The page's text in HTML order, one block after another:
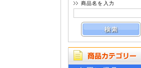
商品名を入力